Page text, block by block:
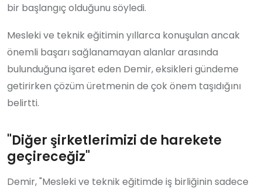
bir başlangıç olduğunu söyledi.
Mesleki ve teknik eğitimin yıllarca konuşulan ancak
önemli başarı sağlanamayan alanlar arasında
bulunduğuna işaret eden Demir, eksikleri gündeme
getirirken çözüm üretmenin de çok önem taşıdığını
belirtti.
"Diğer şirketlerimizi de harekete
geçireceğiz"
Demir, "Mesleki ve teknik eğitimde iş birliğinin sadece